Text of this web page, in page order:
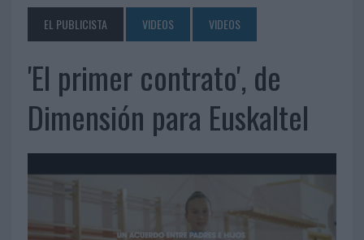
EL PUBLICISTA VIDEOS VIDEOS
'El primer contrato', de
Dimensión para Euskaltel